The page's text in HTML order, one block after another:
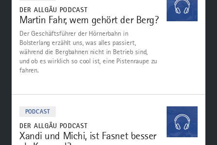
DER ALLGÄU PODCAST
Martin Fahr, wem gehört der Berg?
Der Geschäftsführer der Hörnerbahn in
Bolsterlang erzählt uns, was alles passiert,
während die Bergbahnen nicht in Betrieb sind,
und ob es wirklich so cool ist, eine Pistenraupe zu
fahren.
PODCAST
DER ALLGÄU PODCAST
Xandi und Michi, ist Fasnet besser